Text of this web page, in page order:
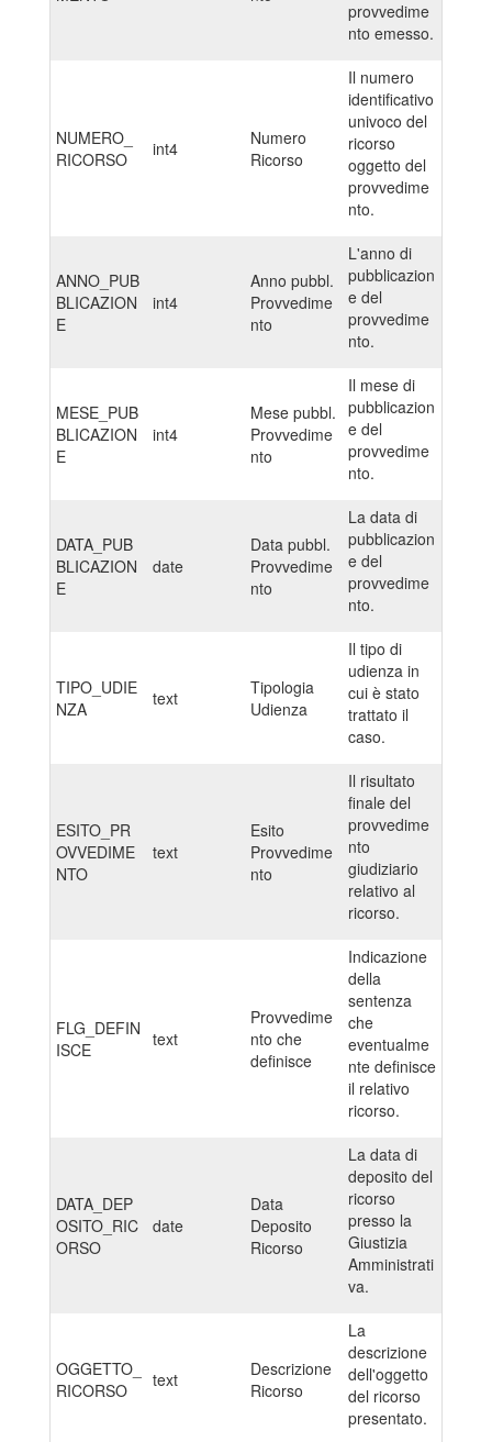
provvedime
nto emesso.
NUMERO_
RICORSO
int4
Numero
Ricorso
Il numero
identificativo
univoco del
ricorso
oggetto del
provvedime
nto.
ANNO_PUB
BLICAZION
E
int4
Anno pubbl.
Provvedime
nto
L'anno di
pubblicazion
e del
provvedime
nto.
MESE_PUB
BLICAZION
E
int4
Mese pubbl.
Provvedime
nto
Il mese di
pubblicazion
e del
provvedime
nto.
DATA_PUB
BLICAZION
E
date
Data pubbl.
Provvedime
nto
La data di
pubblicazion
e del
provvedime
nto.
TIPO_UDIE
NZA
text
Tipologia
Udienza
Il tipo di
udienza in
cui è stato
trattato il
caso.
ESITO_PR
OVVEDIME
NTO
text
Esito
Provvedime
nto
Il risultato
finale del
provvedime
nto
giudiziario
relativo al
ricorso.
FLG_DEFIN
ISCE
text
Provvedime
nto che
definisce
Indicazione
della
sentenza
che
eventualme
nte definisce
il relativo
ricorso.
DATA_DEP
OSITO_RIC
ORSO
date
Data
Deposito
Ricorso
La data di
deposito del
ricorso
presso la
Giustizia
Amministrati
va.
OGGETTO_
RICORSO
text
Descrizione
Ricorso
La
descrizione
dell'oggetto
del ricorso
presentato.